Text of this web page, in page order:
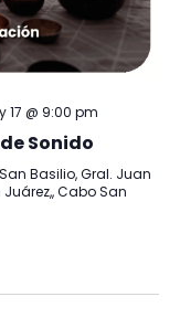
17 @ 9:00 pm
Sonido
Basilio, Gral. Juan
Juárez,, Cabo San